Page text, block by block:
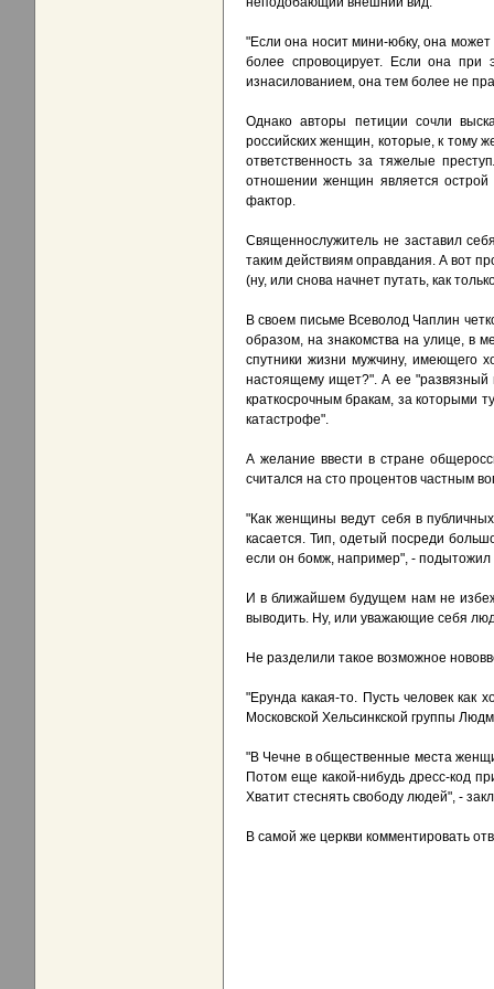
"Если она носит мини-юбку, она может
более спровоцирует. Если она при
изнасилованием, она тем более не
Однако авторы петиции сочли
российских женщин, которые, к тому
ответственность за тяжелые
отношении женщин является острой
фактор.
Священнослужитель не заставил
таким действиям оправдания. А вот
(ну, или снова начнет путать, как
В своем письме Всеволод Чаплин
образом, на знакомства на улице, в
спутники жизни мужчину, имеющего
настоящему ищет?". А ее "развязный
краткосрочным бракам, за которыми
катастрофе".
А желание ввести в стране
считался на сто процентов частным
"Как женщины ведут себя в
касается. Тип, одетый посреди
если он бомж, например", - подытожил
И в ближайшем будущем нам не
выводить. Ну, или уважающие себя
Не разделили такое возможное
"Ерунда какая-то. Пусть человек как
Московской Хельсинкской группы
"В Чечне в общественные места
Потом еще какой-нибудь дресс-код
Хватит стеснять свободу людей", -
В самой же церкви комментировать